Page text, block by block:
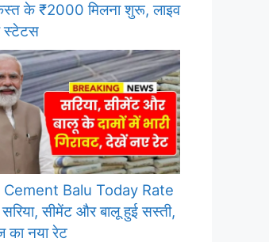
के ₹2000 मिलना शुरू, लाइव
Cement Balu Today Rate
सीमेंट और बालू हुई सस्ती,
नया रेट